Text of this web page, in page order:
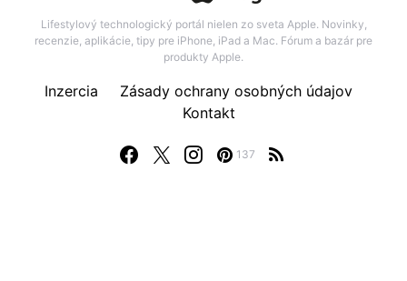
Lifestylový technologický portál nielen zo sveta Apple. Novinky,
recenzie, aplikácie, tipy pre iPhone, iPad a Mac. Fórum a bazár pre
produkty Apple.
137
Inzercia
Zásady ochrany osobných údajov
Kontakt